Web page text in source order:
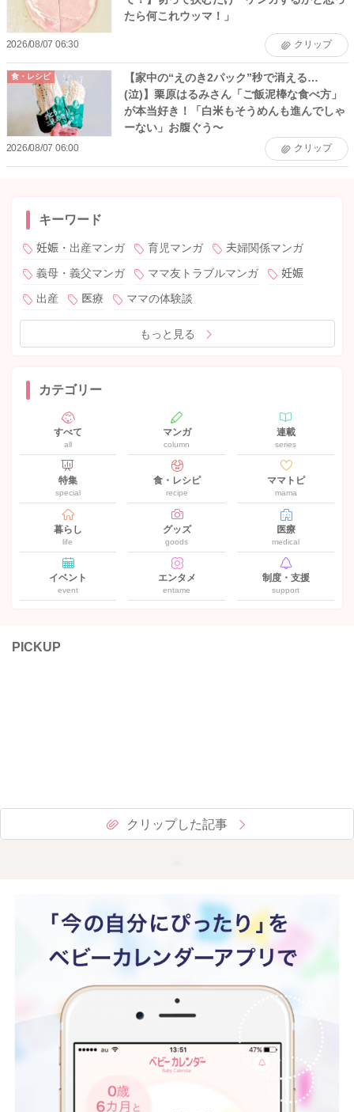
たら何これウッマ！」
2026/08/07 06:30 クリップ
食・レシピ
【家中の“えのき2パック”秒で消える…
(泣)】栗原はるみさん「ご飯泥棒な食べ方」
が本当好き！「白米もそうめんも進んでしゃ
ーない」お腹ぐう〜
2026/08/07 06:00 クリップ
キーワード
妊娠・出産マンガ 育児マンガ
夫婦関係マンガ
義母・義父マンガ
ママ友トラブルマンガ
妊娠
出産
医療 ママの体験談
もっと見る
カテゴリー
すべて
all
マンガ
column
連載
series
特集
special
食・レシピ
recipe
ママトピ
mama
暮らし
life
グッズ
goods
医療
medical
イベント
event
エンタメ
entame
制度・支援
support
PICKUP
クリップした記事